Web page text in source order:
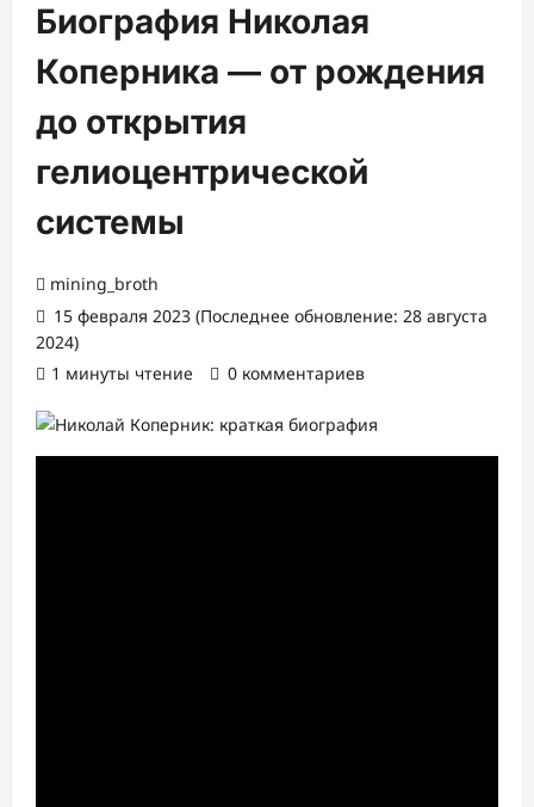
Биография Николая
Коперника — от рождения
до открытия
гелиоцентрической
системы
mining_broth
15 февраля 2023 (Последнее обновление: 28 августа
2024)
1 минуты чтение
0 комментариев